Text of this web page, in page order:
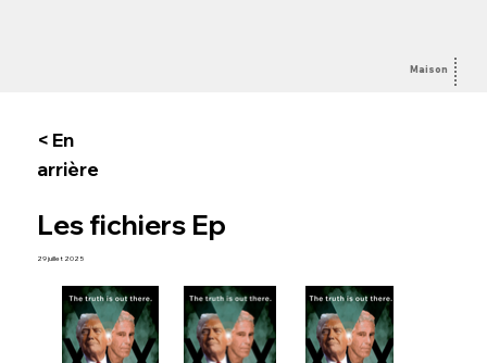
Maison
< En
arrière
Les fichiers Ep
29 juillet 2025